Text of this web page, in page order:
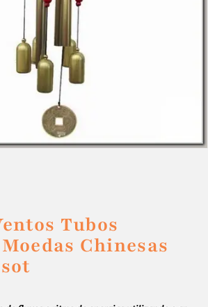
Tubos
Chinesas